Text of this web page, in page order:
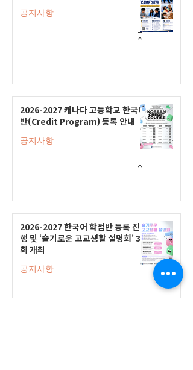
공지사항
2026-2027 캐나다 고등학교 한국어
반(Credit Program) 등록 안내
공지사항
2026-2027 한국어 학점반 등록 진
행 및 ‘슬기로운 고교생활 설명회’ 3
회 개최
공지사항